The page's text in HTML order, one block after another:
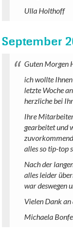
Ulla Holthoff
September
Guten Morgen
ich wollte
letzte Woche
herzliche bei
Ihre
gearbeitet und
alles so tip-top
Nach der
alles leider
war deswegen
Vielen Dank an
Michaela